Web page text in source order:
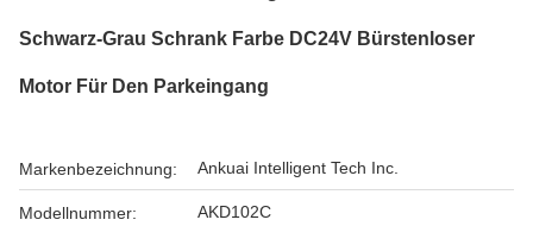
Schwarz-Grau Schrank Farbe DC24V Bürstenloser
Motor Für Den Parkeingang
Markenbezeichnung: Ankuai Intelligent Tech Inc.
Modellnummer: AKD102C